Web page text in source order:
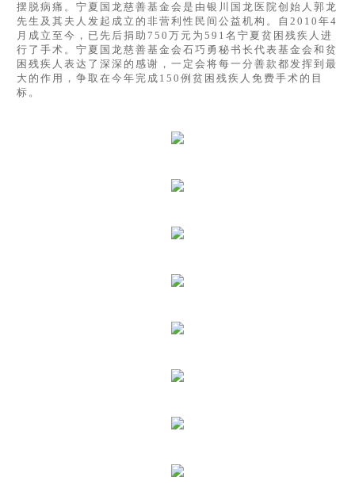
摆脱病痛。宁夏国龙慈善基金会是由银川国龙医院创始人郭龙
先生及其夫人发起成立的非营利性民间公益机构。自2010年4
月成立至今，已先后捐助750万元为591名宁夏贫困残疾人进
行了手术。宁夏国龙慈善基金会石巧勇秘书长代表基金会和贫
困残疾人表达了深深的感谢，一定会将每一分善款都发挥到最
大的作用，争取在今年完成150例贫困残疾人免费手术的目
标。